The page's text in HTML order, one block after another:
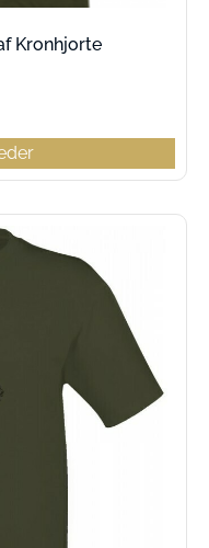
Kronhjorte